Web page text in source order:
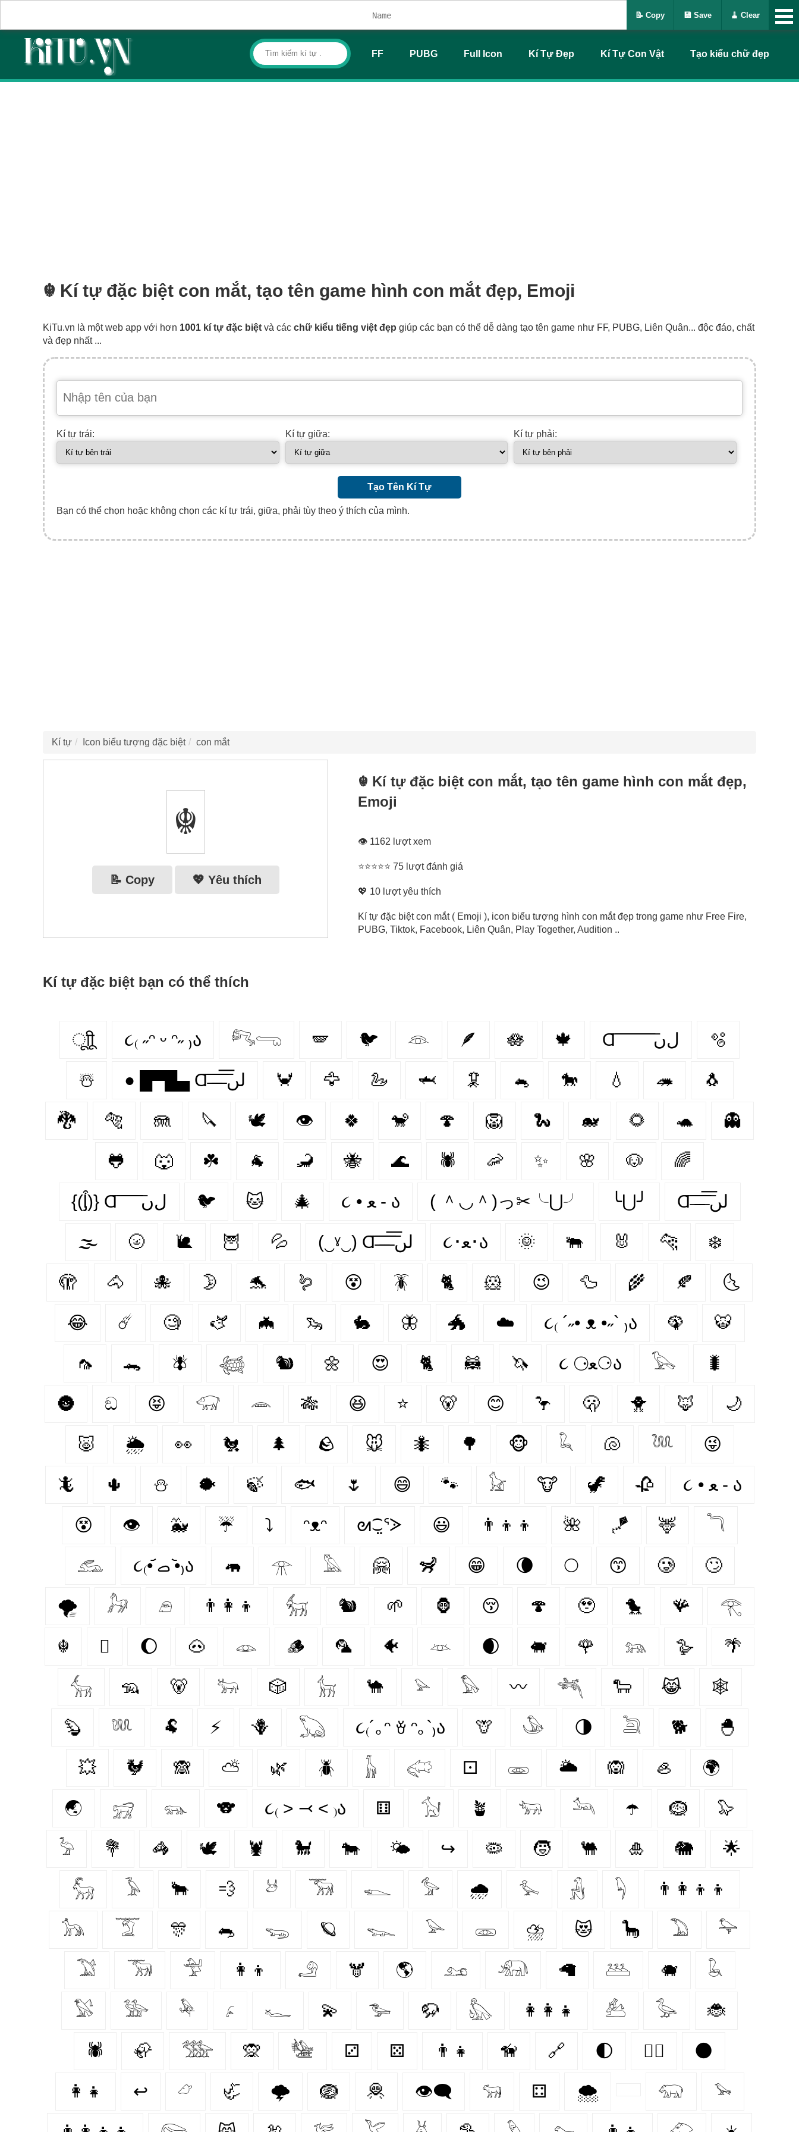
FF PUBG Full Icon Kí Tự Đẹp Kí Tự Con Vật Tạo kiểu chữ đẹp
☬ Kí tự đặc biệt con mắt, tạo tên game hình con mắt đẹp, Emoji
KiTu.vn là một web app với hơn 1001 kí tự đặc biệt và các chữ kiểu tiếng việt đẹp giúp các bạn có thể dễ dàng tạo tên game như FF, PUBG, Liên Quân... độc đáo, chất
và đẹp nhất ...
Kí tự trái: Kí tự giữa: Kí tự phải:
Tạo Tên Kí Tự
Bạn có thể chọn hoặc không chọn các kí tự trái, giữa, phải tùy theo ý thích của mình.
Kí tự Icon biểu tượng đặc biệt con mắt
☬
📝 Copy 💖 Yêu thích
☬ Kí tự đặc biệt con mắt, tạo tên game hình con mắt đẹp,
Emoji
👁 1162 lượt xem
⭐⭐⭐⭐⭐ 75 lượt đánh giá
💖 10 lượt yêu thích
Kí tự đặc biệt con mắt ( Emoji ), icon biểu tượng hình con mắt đẹp trong game như Free Fire,
PUBG, Tiktok, Facebook, Liên Quân, Play Together, Audition ..
Kí tự đặc biệt bạn có thể thích
ूाीू ૮₍ ˶ᵔ ᵕ ᵔ˶ ₎ა 𓀐𓂸 🪽 🐦 𓁻 🪶 🪷 🍁 Ɑ͞ ͞ ͞ ͞ ͞ ͞ ͞ ͞ لﮞ 🫧
☃️ ● █▀█▄ Ɑ͞ ̶͞ ̶͞ ̶͞ لں͞ 🦀 🦅 🦢 🦈 🦑 🐁 🐎 💧 🦔 🐧
🐉 🐅 🪼 🔪 🕊️ 👁 🍀 🐒 🍄 🦁 🐍 🐋 🌻 🐢 👻
🐸 🐺 ☘️ 🐐 🦂 🐝 🌊 🕷 🦐 ✨ 🌸 🐶 🌈
{(ᶅ͒)} Ɑ͞ ͞ ͞ ͞ ͞ ﻝﮞ 🐦‍ 🐱 🎄 ૮ • ﻌ - ა ( ＾◡＾)っ✂╰⋃╯ ╰⋃╯ Ɑ͞ ̶͞ ̶͞ ̶͞ لں͞
🌫️ 🌝 🐌 🦉 💦 (‿ˠ‿) Ɑ͞ ̶͞ ̶͞ ̶͞ لں͞ ૮･ﻌ･ა 🌞 🐃 🐰 🐆 ❄️
🫣 🐴 🐙 🌛 🐬 🪱 😵‍ 🪳 🐈 🐹 😉 🦆 🌾 🍂 🌜
😂 ☄️ 🧐 🫏 🦇 🦦 🐇 🦋 🐲 ☁️ ૮₍ ´˶• ᴥ •˶` ₎ა 🦚 🐯
🦟 🐊 🪰 𓆉 🐿️ 🌼 😍 🐈‍ 🦝 🦄 ૮ ⚆ﻌ⚆ა 𓅂 🐛
🌚 ඞ 😝 𓃟 𓂎 🎋 😆 ⭐ 🐻‍ 😊 🦩 🫢 🐥 🦊 🌙
🐷 🌦️ 👀 🐔 🌲 🪨 🐭 🐜 🌳 🐵 𓆗 🐚 𓆙 😜
🦎 🌵 ⛄ 🐡 🍃 🐟 🌷 😄 🐾 𓃠 🐮 🦖 🥀 ૮ • ﻌ - ა⁩
😵 👁️ 🐳 ☔ ⤵ ᵔᴥᵔ ᘛ⁐̤ᕐᐷ 😃 👨‍👦‍👦 🌺 🪁 🦌 𓆓
𓃹 ૮₍•᷄ ࡇ •᷅₎ა 🦛 𓁿 𓅓 🤗 🦨 😁 🌘 🌕 😙 🥲 🙄
🌪️ 𓃗 𓂉 👨‍👩‍👦 𓃶 🐿 🌱 🦍 😚 🍄‍ 🥹 🐤 🪸 𓂀
☬ 🫩 🌔 🐽 𓁼 🪵 🦜 🐠 𓁺 🌒 🐖 🌹 𓃬 🪿 🌴
𓃲 🦡 🐻 𓃽 🎲 𓃴 🐪 𓅫 𓅃 〰️ 𓆈 🐑 😹 🕸️
🦫 𓆚 🐏 ⚡ 🪻 𓆏 ૮₍´｡ᵔ ꈊ ᵔ｡`₎ა 🦒 𓅇 🌗 𓆖 🐕 🐣
💥 🐓 🙈 ⛅ 🌿 🪲 𓃱 𓅾 ⚀ 𓁾 🌥️ 🙉 🦪 🌍
🌏 𓃸 𓃮 🐨 ૮₍ ˃ ⤙ ˂ ₎ა ⚅ 𓃩 🪴 𓃓 𓃢 ☂️ 🪹 🦭
𓅦 💐 🦓 🕊 🦞 🐩 🐄 🌤️ ↪ 🦠 🧒 🐫 🎍 🐘 🌟
𓃵 𓅥 🐂 💨 𓃾 𓃝 𓆍 𓅞 🌧️ 𓅙 𓃻 𓆐 👨‍👩‍👦‍👦
𓃥 𓄆 🎊 🐀 𓆌 🪐 𓆊 𓅪 𓁽 ⛈️ 😻 🦕 𓅐 𓅍
𓅑 𓃞 𓅴 👩‍👦 𓄂 🫎 🌎 𓃭 𓃰 🦙 𓅹 🐗 𓆘
𓅄 𓅺 𓅆 𓂊 𓆑 💫 𓅧 🦬 𓅽 👩‍👩‍👧 𓃕 𓅭 🐞
🕷️ 🦣 𓅢 🙊 𓅋 ⚂ ⚄ 👨‍👧 🦮 🔗 🌓 🐕‍🦺 🌑
👩‍👧 ↩ 𓃿 🦏 🌩️ 🪺 🦧 👁️‍🗨️ 𓃔 ⚃ 🌨️ 𓃯 𓅩
📝 Copy 💾 Save 🧹 Clear